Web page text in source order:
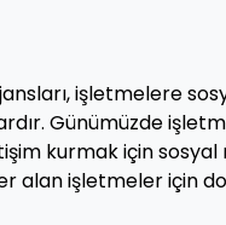
işletmelere
Günümüzde
kurmak için
alan işletmeler için